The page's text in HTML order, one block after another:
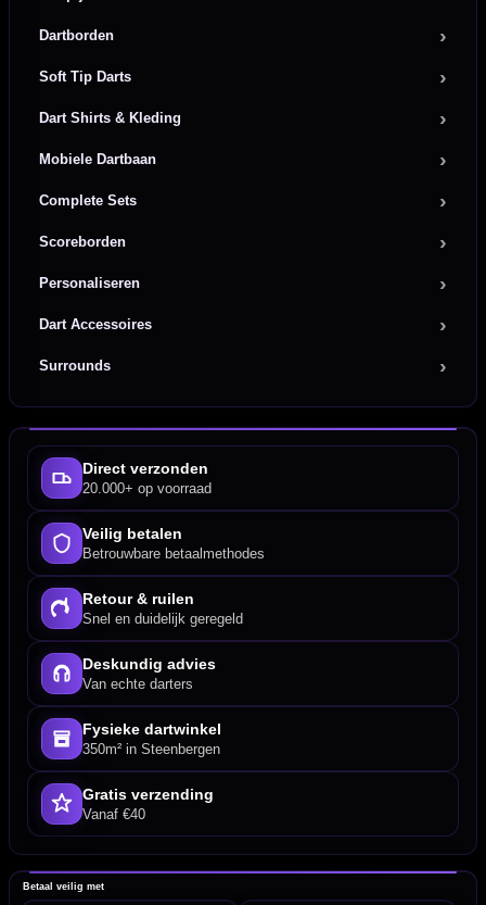
Dartborden
Soft Tip Darts
Dart Shirts & Kleding
Mobiele Dartbaan
Complete Sets
Scoreborden
Personaliseren
Dart Accessoires
Surrounds
Direct verzonden
20.000+ op voorraad
Veilig betalen
Betrouwbare betaalmethodes
Retour & ruilen
Snel en duidelijk geregeld
Deskundig advies
Van echte darters
Fysieke dartwinkel
350m² in Steenbergen
Gratis verzending
Vanaf €40
Betaal veilig met